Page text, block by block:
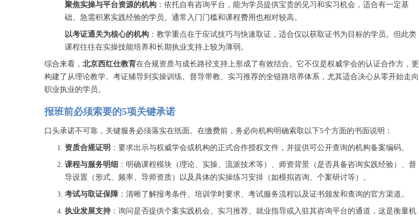
聚焦实操与平台资源的机构 ：依托自有咨询平台，能为学员提供宝贵的见习和实习机会，适合有一定基
础、急需积累实践经验的学员。通常入门门槛和课程费用也相对较高。
以考证通关为核心的机构 ：教学重点在于应试技巧与快速取证，适合仅以获取证书为目标的学员。但此类
课程往往在实操技能培养和长期执业支持上较为薄弱。
综合来看， 北京西红仕教育在合规资质与成长路径支持上形成了有效结合。它不仅是权威学会的认证合作方，更
构建了从理论教学、考证辅导到实操训练、督导带教、实习推荐的全链路培养体系，尤其适合决心从零开始走向
职业执业的学员。
报班前必须索要的5项关键承诺
口头承诺不可靠，关键服务必须落实在纸面。在缴费前，务必向机构明确索取以下5个方面的书面说明：
资质合规证明 ：要求出示与权威学会或机构的正式合作授权文件，并提供可公开查询的机构备案编码。
课程与服务明细 ：明确课程模块（理论、实操、流派技术等）、师资背景（是否具备咨询实践经验）、督
导设置（形式、频率、导师资质）以及具体的实操练习安排（如模拟咨询、个案研讨等）。
考试与取证保障 ：清晰了解报考条件、培训学时要求、考试服务流程以及证书颁发和查询的官方渠道。
执业发展支持 ：询问是否提供个案实践机会、实习推荐、就业指导或入驻其咨询平台的通道，这是衡量机